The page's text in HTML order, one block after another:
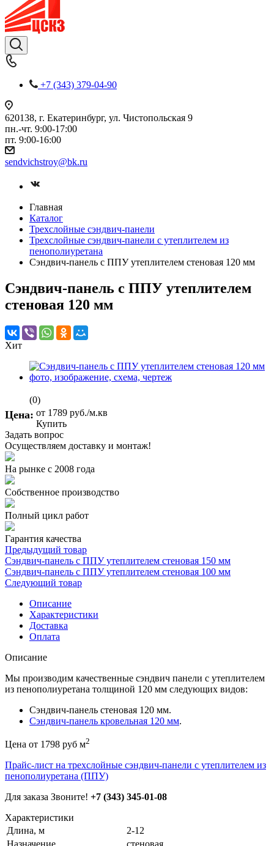
+7 (343) 379-04-90
620138, г. Екатеринбург, ул. Чистопольская 9
пн.-чт. 9:00-17:00
пт. 9:00-16:00
sendvichstroy@bk.ru
Главная
Каталог
Трехслойные сэндвич-панели
Трехслойные сэндвич-панели c утеплителем из
пенополиуретана
Сэндвич-панель с ППУ утеплителем стеновая 120 мм
Сэндвич-панель с ППУ утеплителем
стеновая 120 мм
Хит
(0)
Цена: от 1789 руб./м.кв
Купить
Задать вопрос
Осуществляем доставку и монтаж!
На рынке с 2008 года
Собственное производство
Полный цикл работ
Гарантия качества
Предыдущий товар
Сэндвич-панель с ППУ утеплителем стеновая 150 мм
Сэндвич-панель с ППУ утеплителем стеновая 100 мм
Следующий товар
Описание
Характеристики
Доставка
Оплата
Описание
Мы производим качественные сэндвич панели с утеплителем
из пенополиуретана толщиной 120 мм следующих видов:
Сэндвич-панель стеновая 120 мм.
Сэндвич-панель кровельная 120 мм.
Цена от 1798 руб м2
Прайс-лист на трехслойные сэндвич-панели с утеплителем из
пенополиуретана (ППУ)
Для заказа Звоните! +7 (343) 345-01-08
Характеристики
Длина, м
2-12